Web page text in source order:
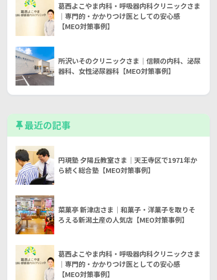
葛西よこやま内科・呼吸器内科クリニックさま
｜専門的・かかりつけ医としての安心感
【MEO対策事例】
所沢いそのクリニックさま｜信頼の内科、泌尿
器科、女性泌尿器科【MEO対策事例】
最近の記事
円現塾 夕陽丘教室さま｜天王寺区で1971年か
ら続く総合塾【MEO対策事例】
菜菓亭 新津店さま｜和菓子・洋菓子を取りそ
ろえる新潟土産の人気店【MEO対策事例】
葛西よこやま内科・呼吸器内科クリニックさま
｜専門的・かかりつけ医としての安心感
【MEO対策事例】